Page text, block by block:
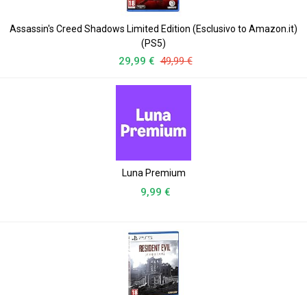
Assassin's Creed Shadows Limited Edition (Esclusivo to Amazon.it)
(PS5)
29,99 € 49,99 €
Luna Premium
9,99 €